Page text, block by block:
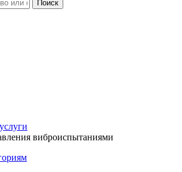
виброиспытаниями